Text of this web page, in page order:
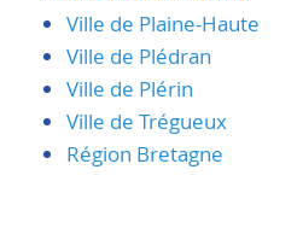
Ville de Plaine-Haute
Ville de Plédran
Ville de Plérin
Ville de Trégueux
Région Bretagne